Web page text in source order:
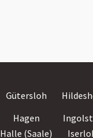
Gütersloh
Hagen
Halle (Saale)